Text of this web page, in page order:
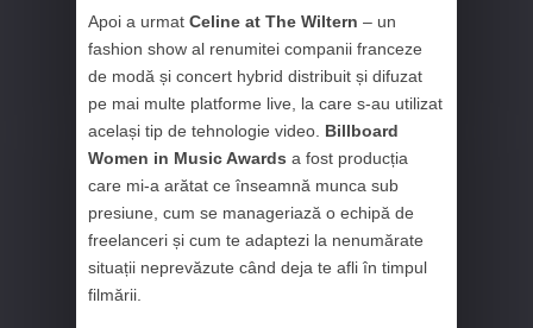
Apoi a urmat Celine at The Wiltern – un
fashion show al renumitei companii franceze
de modă și concert hybrid distribuit și difuzat
pe mai multe platforme live, la care s-au utilizat
același tip de tehnologie video. Billboard
Women in Music Awards a fost producția
care mi-a arătat ce înseamnă munca sub
presiune, cum se manageriază o echipă de
freelanceri și cum te adaptezi la nenumărate
situații neprevăzute când deja te afli în timpul
filmării.